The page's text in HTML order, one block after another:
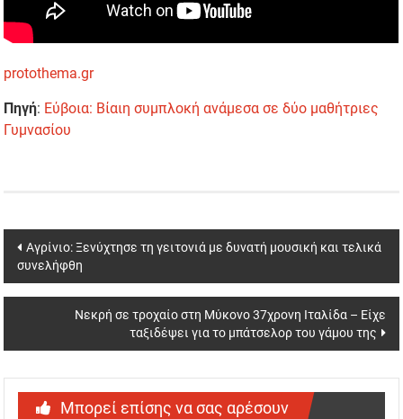
protothema.gr
Πηγή: Εύβοια: Βίαιη συμπλοκή ανάμεσα σε δύο μαθήτριες
Γυμνασίου
Post
navigation
Αγρίνιο: Ξενύχτησε τη γειτονιά με δυνατή μουσική και τελικά
συνελήφθη
Νεκρή σε τροχαίο στη Μύκονο 37χρονη Ιταλίδα – Είχε
ταξιδέψει για το μπάτσελορ του γάμου της
Μπορεί επίσης να σας αρέσουν